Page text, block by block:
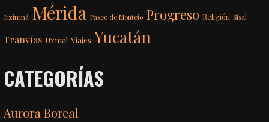
Itzimná Mérida Paseo de Montejo Progreso Religión Sisal
Tranvías Uxmal Viajes Yucatán
CATEGORÍAS
Aurora Boreal